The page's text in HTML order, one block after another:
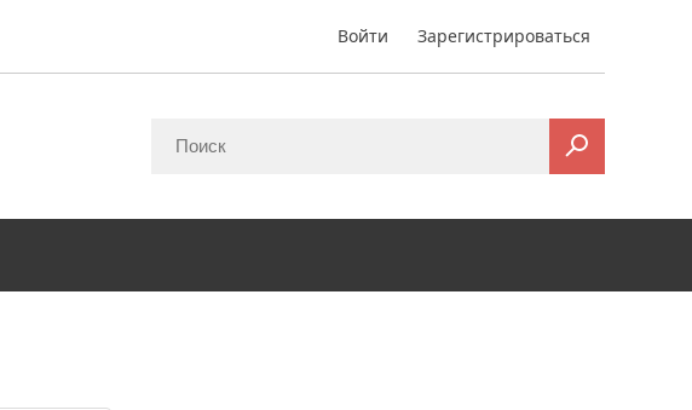
Войти Зарегистрироваться